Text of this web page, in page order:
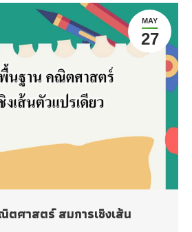
MAY
27
ตศาสตร์ สมการเชิงเส้น